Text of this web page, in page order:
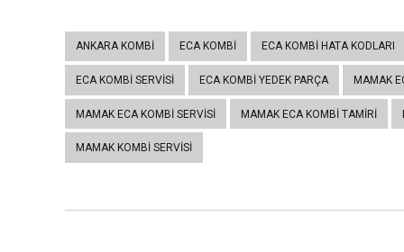
ANKARA KOMBI ECA KOMBI ECA KOMBI HATA KODLARI
ECA KOMBI SERVISI ECA KOMBI YEDEK PARÇA MAMAK
MAMAK ECA KOMBI SERVISI MAMAK ECA KOMBI TAMIRI
MAMAK KOMBI SERVISI